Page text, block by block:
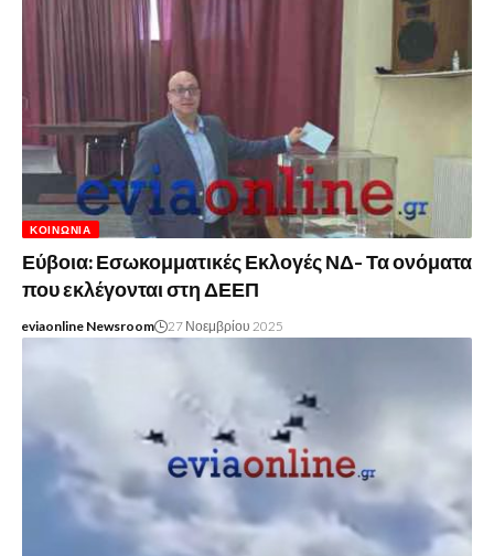
ΚΟΙΝΩΝΊΑ
Εύβοια: Εσωκομματικές Εκλογές ΝΔ- Τα ονόματα
που εκλέγονται στη ΔΕΕΠ
eviaonline Newsroom 27 Νοεμβρίου 2025